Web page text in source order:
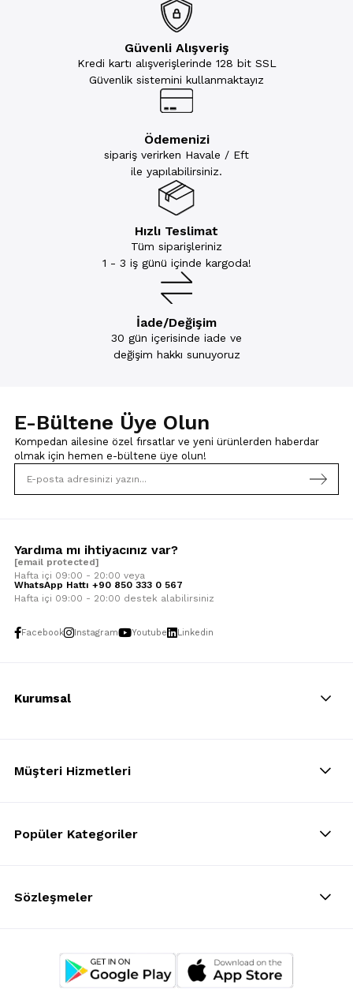
Güvenli Alışveriş
Kredi kartı alışverişlerinde 128 bit SSL
Güvenlik sistemini kullanmaktayız
Ödemenizi
sipariş verirken Havale / Eft
ile yapılabilirsiniz.
Hızlı Teslimat
Tüm siparişleriniz
1 - 3 iş günü içinde kargoda!
İade/Değişim
30 gün içerisinde iade ve
değişim hakkı sunuyoruz
E-Bültene Üye Olun
Kompedan ailesine özel fırsatlar ve yeni ürünlerden haberdar
olmak için hemen e-bültene üye olun!
Yardıma mı ihtiyacınız var?
[email protected]
Hafta içi 09:00 - 20:00 veya
WhatsApp Hattı +90 850 333 0 567
Hafta içi 09:00 - 20:00 destek alabilirsiniz
Facebook Instagram Youtube Linkedin
Kurumsal
Müşteri Hizmetleri
Popüler Kategoriler
Sözleşmeler